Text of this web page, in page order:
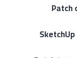
Patch